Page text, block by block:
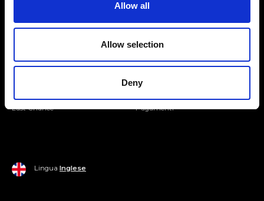
Allow all
Allow selection
Deny
Mondo Ripani
Uomo
Last Chance
Mondo Ripani
Spedizione e Consegna
Policy di Reso
Pagamenti
Lingua Inglese